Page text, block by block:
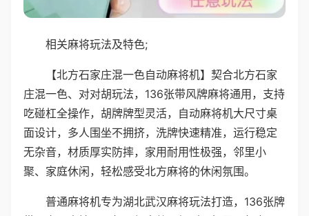
相关麻将玩法及特色;
【北方石家庄混一色自动麻将机】契合北方石家
庄混一色、对对胡玩法，136张带风牌麻将通用，支持
吃碰杠全操作，胡牌牌型灵活，自动麻将机大尺寸桌
面设计，多人围坐不拥挤，洗牌快速精准，运行稳定
无杂音，材质厚实防摔，家用耐用性极强，邻里小
聚、家庭休闲，轻松感受北方麻将的休闲氛围。
普通麻将机专为湖北武汉麻将玩法打造，136张牌